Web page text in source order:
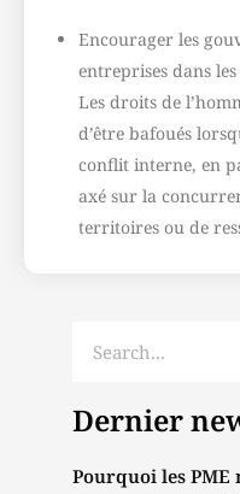
Encourager les
entreprises dans
Les droits de
d’être bafoués
conflit interne, en
axé sur la
territoires ou de
Dernier
Pourquoi les PME